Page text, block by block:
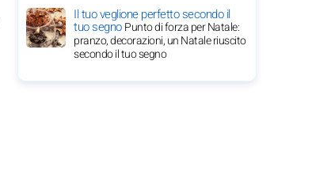
Il tuo veglione perfetto secondo il
tuo segnoPunto di forza per Natale:
pranzo, decorazioni, un Natale riuscito
secondo il tuo segno